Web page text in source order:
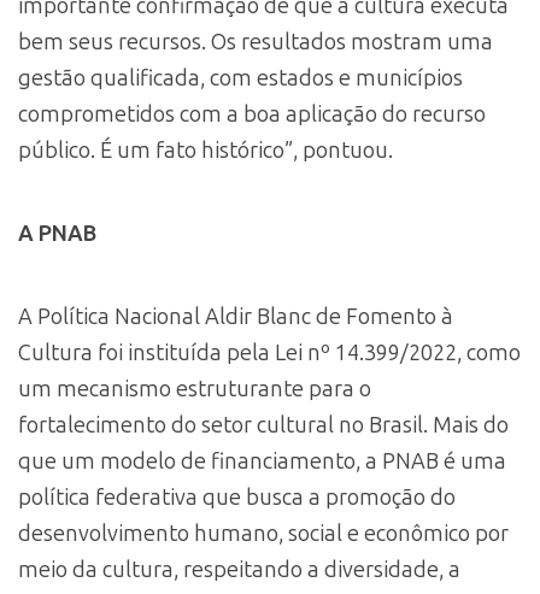
importante confirmação de que a cultura executa
bem seus recursos. Os resultados mostram uma
gestão qualificada, com estados e municípios
comprometidos com a boa aplicação do recurso
público. É um fato histórico”, pontuou.
A PNAB
A Política Nacional Aldir Blanc de Fomento à
Cultura foi instituída pela Lei nº 14.399/2022, como
um mecanismo estruturante para o
fortalecimento do setor cultural no Brasil. Mais do
que um modelo de financiamento, a PNAB é uma
política federativa que busca a promoção do
desenvolvimento humano, social e econômico por
meio da cultura, respeitando a diversidade, a